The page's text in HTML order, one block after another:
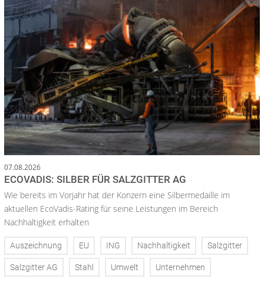
07.08.2026
ECOVADIS: SILBER FÜR SALZGITTER AG
Wie bereits im Vorjahr hat der Konzern eine Silbermedaille im
aktuellen EcoVadis-Rating für seine Leistungen im Bereich
Nachhaltigkeit erhalten
Auszeichnung EU ING Nachhaltigkeit Salzgitter
Salzgitter AG Stahl Umwelt Unternehmen